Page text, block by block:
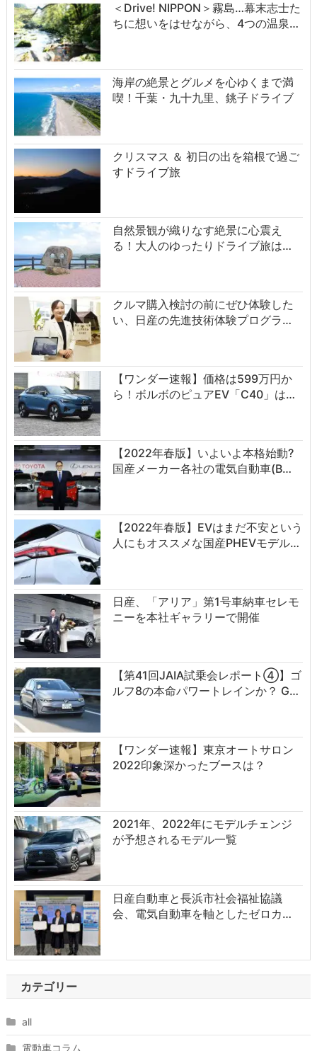
＜Drive! NIPPON＞霧島…幕末志士た
ちに想いをはせながら、4つの温泉…
海岸の絶景とグルメを心ゆくまで満
喫！千葉・九十九里、銚子ドライブ
クリスマス ＆ 初日の出を箱根で過ご
すドライブ旅
自然景観が織りなす絶景に心震え
る！大人のゆったりドライブ旅は…
クルマ購入検討の前にぜひ体験した
い、日産の先進技術体験プログラ…
【ワンダー速報】価格は599万円か
ら！ボルボのピュアEV「C40」は…
【2022年春版】いよいよ本格始動?
国産メーカー各社の電気自動車(B…
【2022年春版】EVはまだ不安という
人にもオススメな国産PHEVモデル…
日産、「アリア」第1号車納車セレモ
ニーを本社ギャラリーで開催
【第41回JAIA試乗会レポート④】ゴ
ルフ8の本命パワートレインか？ G…
【ワンダー速報】東京オートサロン
2022印象深かったブースは？
2021年、2022年にモデルチェンジ
が予想されるモデル一覧
日産自動車と長浜市社会福祉協議
会、電気自動車を軸としたゼロカ…
カテゴリー
all
電動車コラム